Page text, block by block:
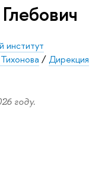
институт
/Дирекция
году.